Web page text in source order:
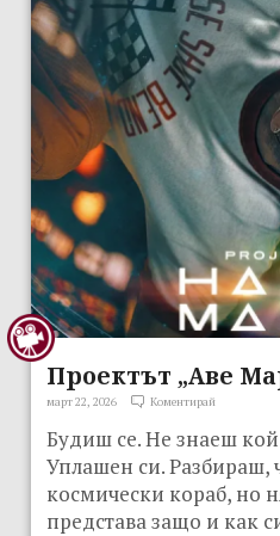
Проектът „Аве
март 22, 2026 Коментирай
Будиш се. Не знаеш
Уплашен си. Разбираш,
космически кораб, но
представа защо и как